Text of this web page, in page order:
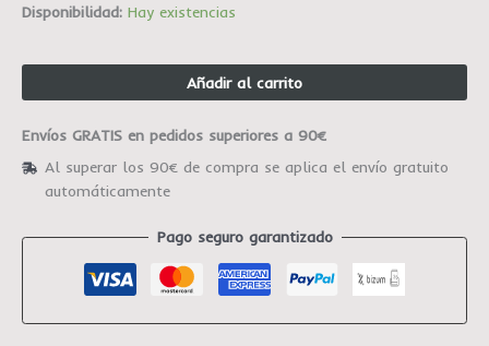
Disponibilidad: Hay existencias
Añadir al carrito
Envíos GRATIS en pedidos superiores a 90€
Al superar los 90€ de compra se aplica el envío gratuito
automáticamente
Pago seguro garantizado